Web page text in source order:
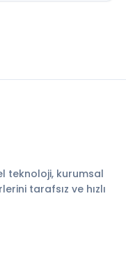
teknoloji, kurumsal
tarafsız ve hızlı